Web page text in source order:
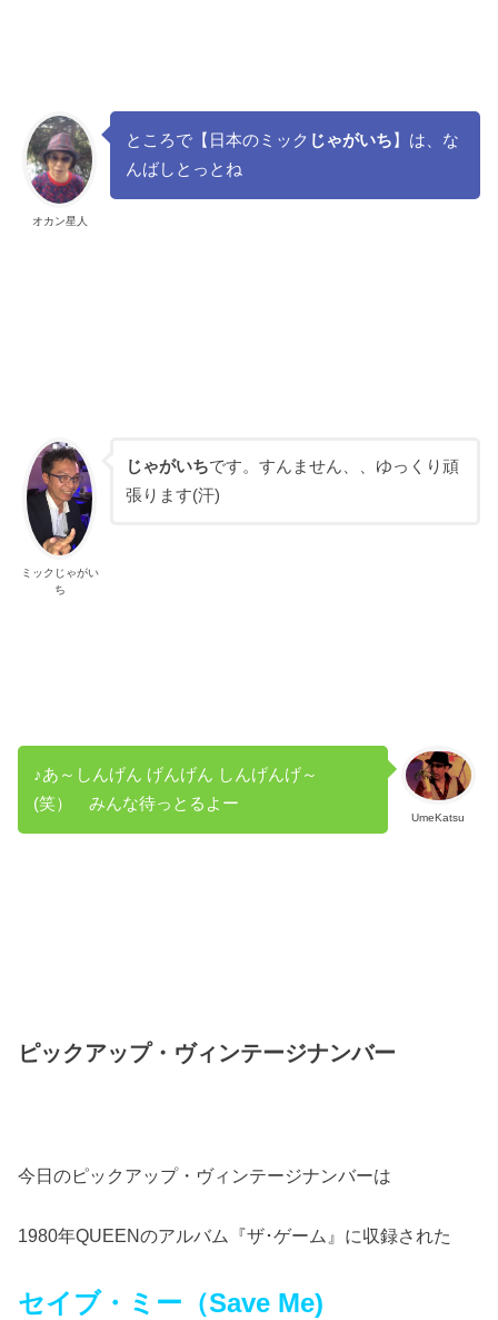
オカン星人
ところで【日本のミック じゃがいち 】は、な
んばしとっとね
ミックじゃがい
ち
じゃがいちです。すんません、、ゆっくり頑
張ります(汗)
UmeKatsu
♪あ～しんげん げんげん しんげんげ～
(笑） みんな待っとるよー
ピックアップ・ヴィンテージナンバー
今日のピックアップ・ヴィンテージナンバーは
1980年QUEENのアルバム『ザ･ゲーム』に収録された
セイブ・ミー（Save Me)